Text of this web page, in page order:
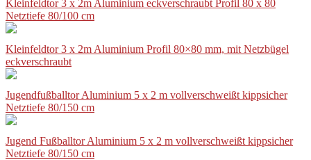
Kleinfeldtor 3 x 2m Aluminium eckverschraubt Profil 80 x 80
Netztiefe 80/100 cm
Kleinfeldtor 3 x 2m Aluminium Profil 80×80 mm, mit Netzbügel
eckverschraubt
Jugendfußballtor Aluminium 5 x 2 m vollverschweißt kippsicher
Netztiefe 80/150 cm
Jugend Fußballtor Aluminium 5 x 2 m vollverschweißt kippsicher
Netztiefe 80/150 cm